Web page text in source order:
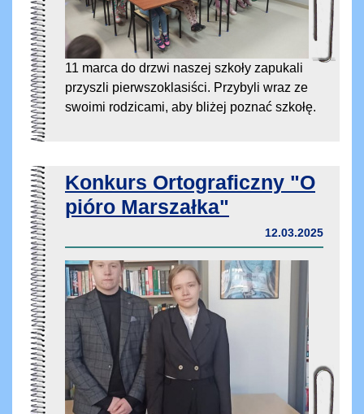
11 marca do drzwi naszej szkoły zapukali
przyszli pierwszoklasiści. Przybyli wraz ze
swoimi rodzicami, aby bliżej poznać szkołę.
Konkurs Ortograficzny "O
pióro Marszałka"
12.03.2025